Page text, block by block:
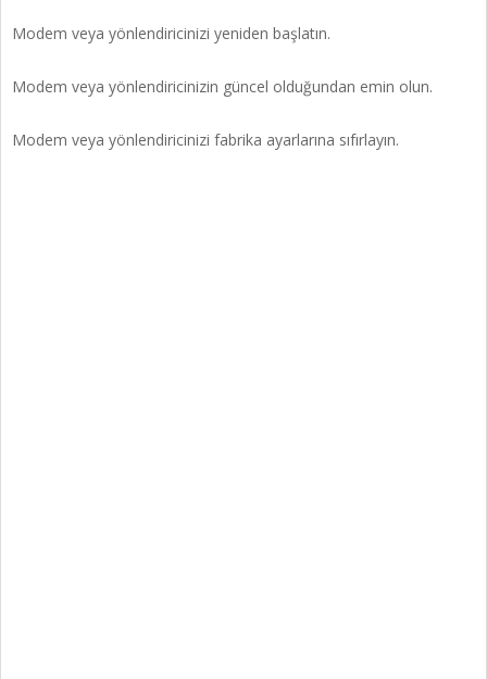
Modem veya yönlendiricinizi yeniden başlatın.
Modem veya yönlendiricinizin güncel olduğundan emin olun.
Modem veya yönlendiricinizi fabrika ayarlarına sıfırlayın.